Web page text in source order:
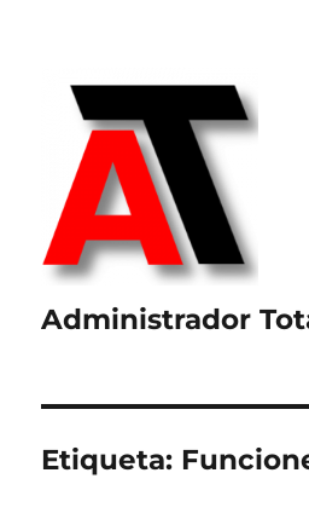
Administrador
Etiqueta: